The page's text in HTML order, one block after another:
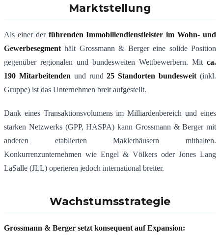
Marktstellung
Als einer der führenden Immobiliendienstleister im Wohn- und
Gewerbesegment hält Grossmann & Berger eine solide Position
gegenüber regionalen und bundesweiten Wettbewerbern. Mit ca.
190 Mitarbeitenden und rund25 Standorten bundesweit (inkl.
Gruppe) ist das Unternehmen breit aufgestellt.
Dank eines Transaktionsvolumens im Milliardenbereich und eines
starken Netzwerks (GPP, HASPA) kann Grossmann & Berger mit
anderen etablierten Maklerhäusern mithalten.
Konkurrenzunternehmen wie Engel & Völkers oder Jones Lang
LaSalle (JLL) operieren jedoch international breiter.
Wachstumsstrategie
Grossmann & Berger setzt konsequent auf Expansion: